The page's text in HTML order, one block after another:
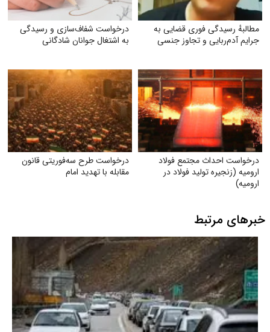
مطالبهٔ رسیدگی فوری قضایی به
جرایم آدم‌ربایی و تجاوز جنسی
درخواست شفاف‌سازی و رسیدگی
به اشتغال جوانان شادگانی
درخواست احداث مجتمع فولاد
ارومیه (زنجیره تولید فولاد در
ارومیه)
درخواست طرح سه‌فوریتی قانون
مقابله با تهدید امام
خبرهای مرتبط